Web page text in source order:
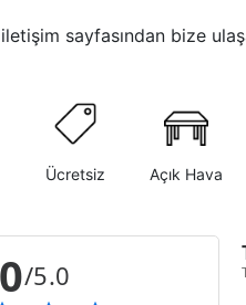
sayfasından bize
Ücretsiz Açık Hava
/5.0